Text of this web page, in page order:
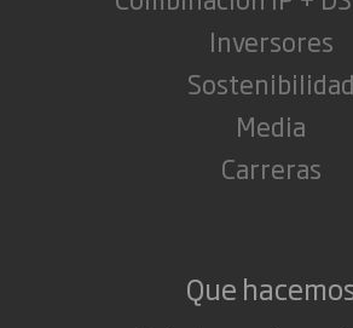
Inversores
Sostenibilidad
Media
Carreras
Que